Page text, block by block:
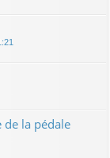
la pédale